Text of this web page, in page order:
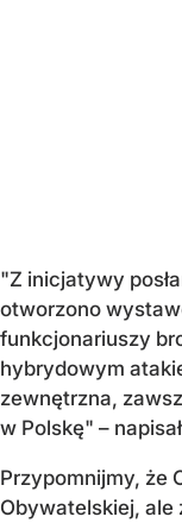
"Z inicjatywy
otworzono
funkcjonariuszy
hybrydowym
zewnętrzna,
w Polskę" –
Przypomnijmy, że
Obywatelskiej, ale